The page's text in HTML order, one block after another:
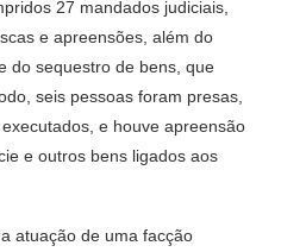
27 mandados judiciais,
e apreensões, além do
do sequestro de bens, que
seis pessoas foram presas,
e houve apreensão
e outros bens ligados aos
atuação de uma facção